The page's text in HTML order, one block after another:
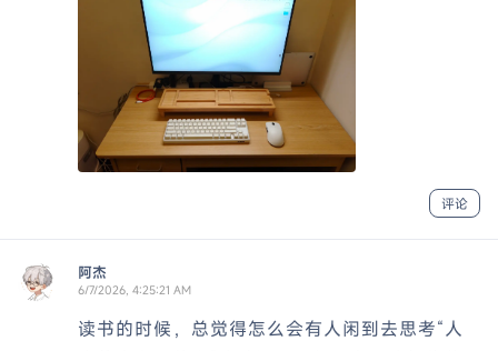
评论
阿杰
6/7/2026, 4:25:21 AM
读书的时候，总觉得怎么会有人闲到去思考“人